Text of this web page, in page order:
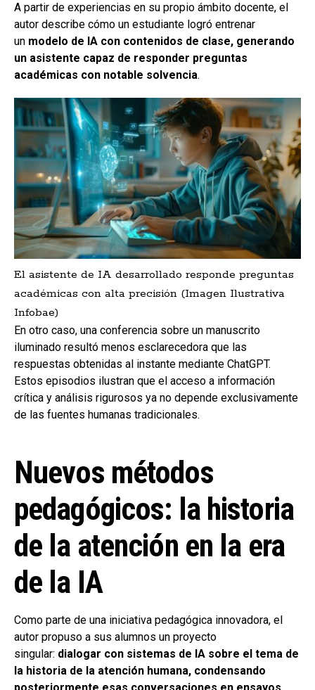
A partir de experiencias en su propio ámbito docente, el
autor describe cómo un estudiante logró entrenar
un modelo de IA con contenidos de clase, generando
un asistente capaz de responder preguntas
académicas con notable solvencia.
El asistente de IA desarrollado responde preguntas
académicas con alta precisión (Imagen Ilustrativa
Infobae)
En otro caso, una conferencia sobre un manuscrito
iluminado resultó menos esclarecedora que las
respuestas obtenidas al instante mediante ChatGPT.
Estos episodios ilustran que el acceso a información
crítica y análisis rigurosos ya no depende exclusivamente
de las fuentes humanas tradicionales.
Nuevos métodos
pedagógicos: la historia
de la atención en la era
de la IA
Como parte de una iniciativa pedagógica innovadora, el
autor propuso a sus alumnos un proyecto
singular: dialogar con sistemas de IA sobre el tema de
la historia de la atención humana, condensando